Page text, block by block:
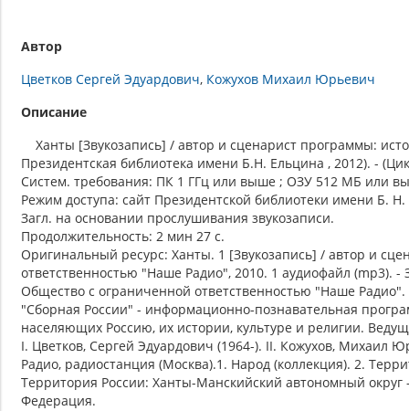
Автор
Цветков Сергей Эдуардович Кожухов Михаил Юрьевич
Описание
Ханты [Звукозапись] / автор и сценарист программы:
Президентская библиотека имени Б.Н. Ельцина , 2012). -
Систем. требования: ПК 1 ГГц или выше ; ОЗУ 512 МБ или
Режим доступа: сайт Президентской библиотеки имени Б.
Загл. на основании прослушивания звукозаписи.
Продолжительность: 2 мин 27 с.
Оригинальный ресурс: Ханты. 1 [Звукозапись] / автор и
ответственностью "Наше Радио", 2010. 1 аудиофайл (mp3). -
Общество с ограниченной ответственностью "Наше Радио".
"Сборная России" - информационно-познавательная
населяющих Россию, их истории, культуре и религии.
I. Цветков, Сергей Эдуардович (1964-). II. Кожухов, Михаил
Радио, радиостанция (Москва).1. Народ (коллекция). 2.
Территория России: Ханты-Манскийский автономный
Федерация.